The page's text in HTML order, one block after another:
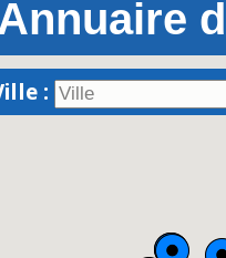
: